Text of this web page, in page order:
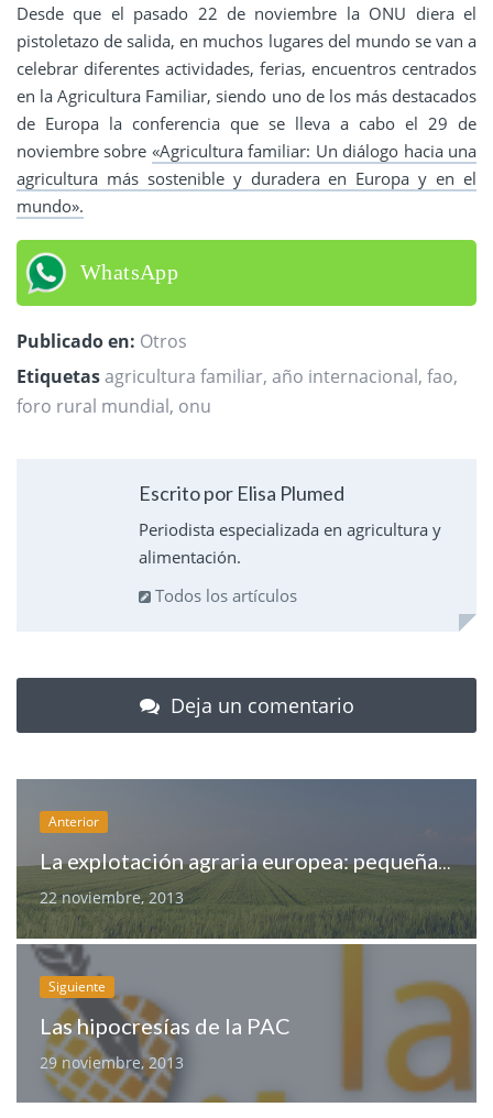
Desde que el pasado 22 de noviembre la ONU diera el
pistoletazo de salida, en muchos lugares del mundo se van a
celebrar diferentes actividades, ferias, encuentros centrados
en la Agricultura Familiar, siendo uno de los más destacados
de Europa la conferencia que se lleva a cabo el 29 de
noviembre sobre «Agricultura familiar: Un diálogo hacia una
agricultura más sostenible y duradera en Europa y en el
mundo».
WhatsApp
Publicado en: Otros
Etiquetasagricultura familiar, año internacional, fao,
foro rural mundial, onu
Escrito por Elisa Plumed
Periodista especializada en agricultura y
alimentación.
Todos los artículos
Deja un comentario
Anterior
La explotación agraria europea: pequeña, familiar y «masculina»
22 noviembre, 2013
Siguiente
Las hipocresías de la PAC
29 noviembre, 2013